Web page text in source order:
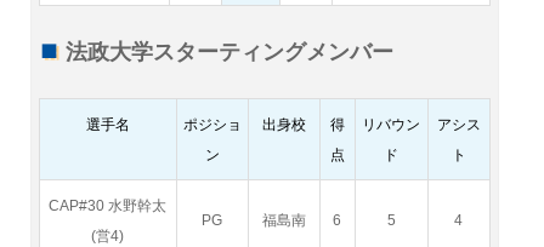
法政大学スターティングメンバー
選手名
ポジショ
ン
出身校
得
点
リバウン
ド
アシス
ト
CAP#30 水野幹太
(営4)
PG 福島南 6 5 4